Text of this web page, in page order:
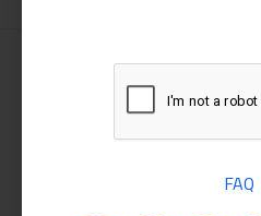
FAQ